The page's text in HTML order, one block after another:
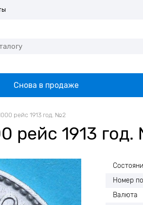
Снова в продаже
рейс 1913 год. №2
рейс 1913
Номер
Валюта